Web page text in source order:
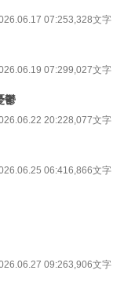
07:253,328文字
07:299,027文字
鬱
20:228,077文字
06:416,866文字
09:263,906文字